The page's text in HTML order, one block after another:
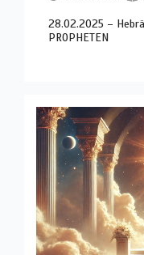
28.02.2025 –
PROPHETEN